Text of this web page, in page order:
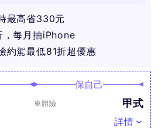
最高省330元
，每月抽iPhone
約駕最低81折超優惠
保自己
車體險 甲式
詳情